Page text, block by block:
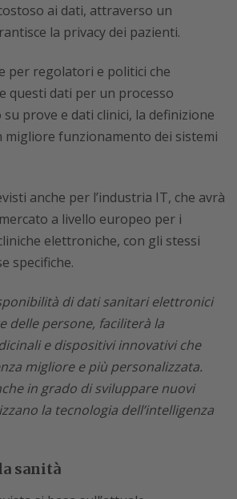
ai dati, attraverso un
la privacy dei pazienti.
per regolatori e politici che
questi dati per un processo
prove e dati clinici, la definizione
migliore funzionamento dei sistemi
anche per l’industria IT, che avrà
a livello europeo per i
elettroniche, con gli stessi
specifiche.
di dati sanitari elettronici
delle persone, faciliterà la
e dispositivi innovativi che
migliore e più personalizzata.
in grado di sviluppare nuovi
la tecnologia dell’intelligenza
sanità